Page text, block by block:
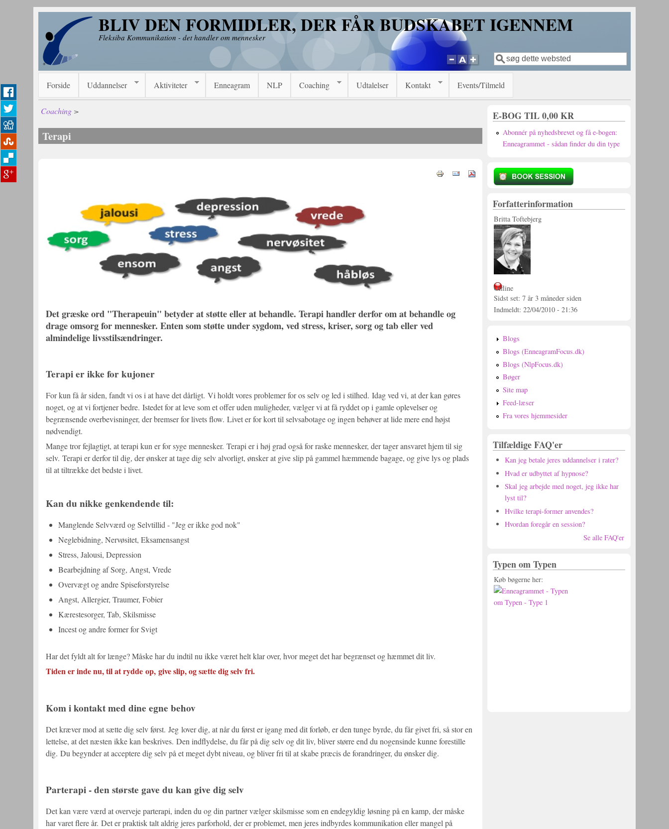
Gå til hovedindhold BLIV DEN FORMIDLER, DER FÅR BUDSKABET IGENNEM
Fleksiba Kommunikation - det handler om mennesker
Søgefelt
Søg
Forside Uddannelser Aktiviteter Enneagram NLP Coaching Udtalelser Kontakt Events/Tilmeld
Coaching >
Terapi
Det græske ord "Therapeuin" betyder at støtte eller at behandle. Terapi handler derfor om at behandle og
drage omsorg for mennesker. Enten som støtte under sygdom, ved stress, kriser, sorg og tab eller ved
almindelige livsstilsændringer.
Terapi er ikke for kujoner
For kun få år siden, fandt vi os i at have det dårligt. Vi holdt vores problemer for os selv og led i stilhed. Idag ved vi, at der kan gøres
noget, og at vi fortjener bedre. Istedet for at leve som et offer uden muligheder, vælger vi at få ryddet op i gamle oplevelser og
begrænsende overbevisninger, der bremser for livets flow. Livet er for kort til selvsabotage og ingen behøver at lide mere end højst
nødvendigt.
Mange tror fejlagtigt, at terapi kun er for syge mennesker. Terapi er i høj grad også for raske mennesker, der tager ansvaret hjem til sig
selv. Terapi er derfor til dig, der ønsker at tage dig selv alvorligt, ønsker at give slip på gammel hæmmende bagage, og give lys og plads
til at tiltrække det bedste i livet.
Kan du nikke genkendende til:
Manglende Selvværd og Selvtillid - "Jeg er ikke god nok"
Neglebidning, Nervøsitet, Eksamensangst
Stress, Jalousi, Depression
Bearbejdning af Sorg, Angst, Vrede
Overvægt og andre Spiseforstyrelse
Angst, Allergier, Traumer, Fobier
Kærestesorger, Tab, Skilsmisse
Incest og andre former for Svigt
Har det fyldt alt for længe? Måske har du indtil nu ikke været helt klar over, hvor meget det har begrænset og hæmmet dit liv.
Tiden er inde nu, til at rydde op, give slip, og sætte dig selv fri.
Kom i kontakt med dine egne behov
Det kræver mod at sætte dig selv først. Jeg lover dig, at når du først er igang med dit forløb, er den tunge byrde, du får givet fri, så stor en
lettelse, at det næsten ikke kan beskrives. Den indflydelse, du får på dig selv og dit liv, bliver større end du nogensinde kunne forestille
dig. Du begynder at acceptere dig selv på et meget dybt niveau, og bliver fri til at skabe præcis de forandringer, du ønsker dig.
Parterapi - den største gave du kan give dig selv
Det kan være værd at overveje parterapi, inden du og din partner vælger skilsmisse som en endegyldig løsning på en kamp, der måske
har varet flere år. Det er praktisk talt aldrig jeres parforhold, der er problemet, men jeres indbyrdes kommunikation eller mangel på
E-BOG TIL 0,00 KR
Abonnér på nyhedsbrevet og få e-bogen:
Enneagrammet - sådan finder du din type
Forfatterinformation
Britta Toftebjerg
Offline
Sidst set: 7 år 3 måneder siden
Indmeldt: 22/04/2010 - 21:36
Blogs
Blogs (EnneagramFocus.dk)
Blogs (NlpFocus.dk)
Bøger
Site map
Feed-læser
Fra vores hjemmesider
Tilfældige FAQ'er
Kan jeg betale jeres uddannelser i rater?
Hvad er udbyttet af hypnose?
Skal jeg arbejde med noget, jeg ikke har
lyst til?
Hvilke terapi-former anvendes?
Hvordan foregår en session?
Se alle FAQ'er
Typen om Typen
Køb bøgerne her: